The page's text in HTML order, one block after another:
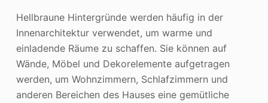
Hellbraune Hintergründe werden häufig in der
Innenarchitektur verwendet, um warme und
einladende Räume zu schaffen. Sie können auf
Wände, Möbel und Dekorelemente aufgetragen
werden, um Wohnzimmern, Schlafzimmern und
anderen Bereichen des Hauses eine gemütliche